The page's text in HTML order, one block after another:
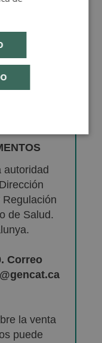
autoridad
de Salud.
Correo
la venta
puede